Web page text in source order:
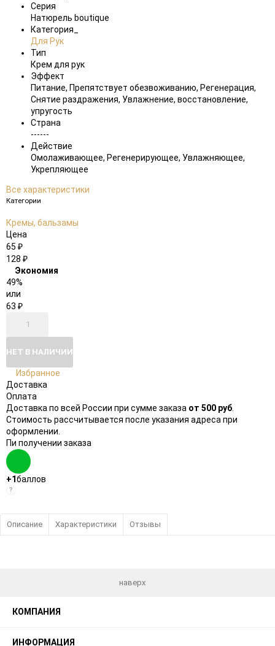
Серия
Натюрель boutique
Категория_
Для Рук
Тип
Крем для рук
Эффект
Питание, Препятствует обезвоживанию, Регенерация,
Снятие раздражения, Увлажнение, восстановление,
упругость
Страна
------
Действие
Омолаживающее, Регенерирующее, Увлажняющее,
Укрепляющее
Все характеристики
Категории
Кремы, бальзамы
Цена
65 ₽
128 ₽
Экономия
49%
или
63 ₽
НЕТ В НАЛИЧИИ
Избранное
Доставка
Оплата
Доставка по всей России при сумме заказа от 500 руб
Стоимость рассчитывается после указания адреса при
оформлении.
Пи получении заказа
+1баллов
?
Описание Характеристики Отзывы
наверх
КОМПАНИЯ
ИНФОРМАЦИЯ